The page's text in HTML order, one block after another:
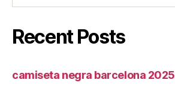
Recent Posts
camiseta negra barcelona 2025